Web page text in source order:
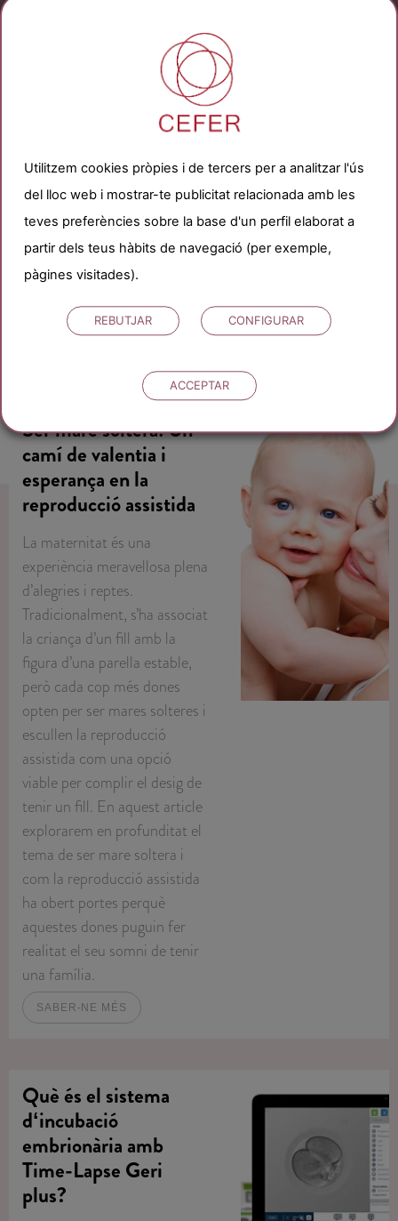
CONSULTA'NS
PER WHATSAPP
Ser mare soltera: Un
camí de valentia i
esperança en la
reproducció assistida
La maternitat és una
experiència meravellosa plena
d’alegries i reptes.
Tradicionalment, s’ha associat
la criança d’un fill amb la
figura d’una parella estable,
però cada cop més dones
opten per ser mares solteres i
escullen la reproducció
assistida com una opció
viable per complir el desig de
tenir un fill. En aquest article
explorarem en profunditat el
tema de ser mare soltera i
com la reproducció assistida
ha obert portes perquè
aquestes dones puguin fer
realitat el seu somni de tenir
una família.
SABER-NE MÉS
Què és el sistema
dʻincubació
embrionària amb
Time-Lapse Geri
plus?
Utilitzem cookies pròpies i de tercers per a analitzar l'ús
del lloc web i mostrar-te publicitat relacionada amb les
teves preferències sobre la base d'un perfil elaborat a
partir dels teus hàbits de navegació (per exemple,
pàgines visitades).
REBUTJAR CONFIGURAR
ACCEPTAR